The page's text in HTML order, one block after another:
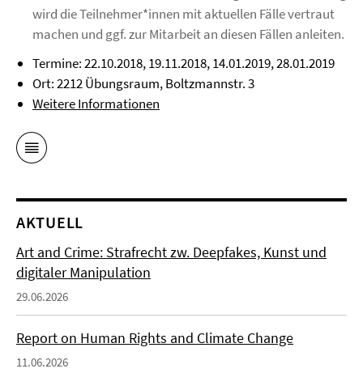
wird die Teilnehmer*innen mit aktuellen Fälle vertraut
machen und ggf. zur Mitarbeit an diesen Fällen anleiten.
Termine: 22.10.2018, 19.11.2018, 14.01.2019, 28.01.2019
Ort: 2212 Übungsraum, Boltzmannstr. 3
Weitere Informationen
AKTUELL
Art and Crime: Strafrecht zw. Deepfakes, Kunst und
digitaler Manipulation
29.06.2026
Report on Human Rights and Climate Change
11.06.2026